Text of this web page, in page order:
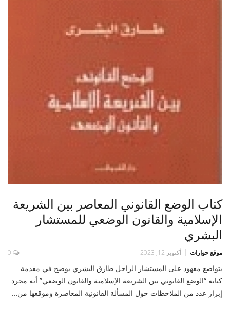
كتاب الوضع القانوني المعاصر بين الشريعة
الإسلامية والقانون الوضعي للمستشار
البشري
موقع حوارات أكتوبر 12, 2023 0
بتواضع معهود على المستشار الراحل طارق البشري يوضح في مقدمة
كتابه “الوضع القانوني بين الشريعة الإسلامية والقانون الوضعي” أنه مجرد
إبراز عدد من الملاحظات حول المسألة القانونية المعاصرة وموقعها من…